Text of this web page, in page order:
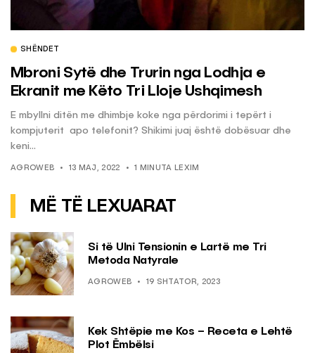
SHËNDET
Mbroni Sytë dhe Trurin nga Lodhja e
Ekranit me Këto Tri Lloje Ushqimesh
E mbyllni ditën me dhimbje koke nga përdorimi i tepërt i
kompjuterit apo telefonit? Shikimi juaj është dobësuar dhe
keni...
AGROWEB 13 MAJ, 2022 1 MINUTA LEXIM
MË TË LEXUARAT
Si të Ulni Tensionin e Lartë me Tri
Metoda Natyrale
AGROWEB 19 SHTATOR, 2023
Kek Shtëpie me Kos – Receta e Lehtë
Plot Ëmbëlsi